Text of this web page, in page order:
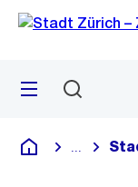
Sprunglink
Menü
Deutsch
Blende